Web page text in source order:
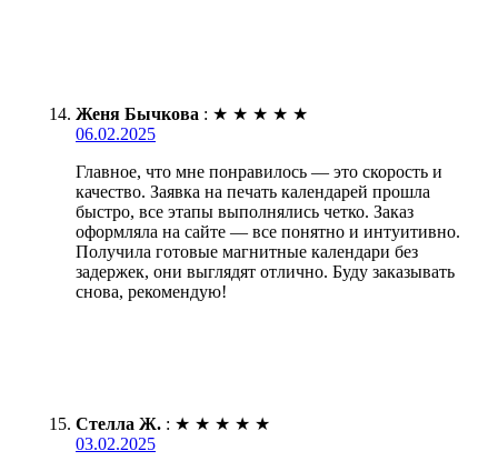
Женя Бычкова : ★ ★ ★ ★ ★
06.02.2025
Главное, что мне понравилось — это скорость и
качество. Заявка на печать календарей прошла
быстро, все этапы выполнялись четко. Заказ
оформляла на сайте — все понятно и интуитивно.
Получила готовые магнитные календари без
задержек, они выглядят отлично. Буду заказывать
снова, рекомендую!
Стелла Ж. : ★ ★ ★ ★ ★
03.02.2025